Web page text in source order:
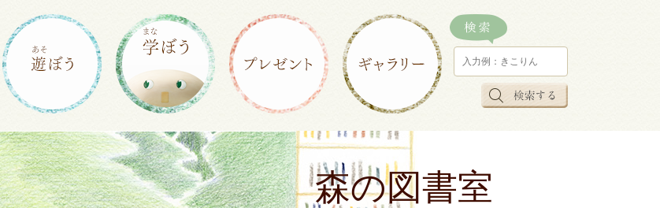
森の図書室